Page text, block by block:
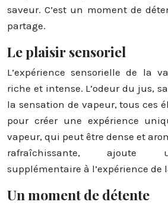
saveur. C’est un moment de
partage.
Le plaisir sensoriel
L’expérience sensorielle de la
riche et intense. L’odeur du jus,
la sensation de vapeur, tous ces
pour créer une expérience
vapeur, qui peut être dense et
rafraîchissante, ajoute
supplémentaire à l’expérience de
Un moment de détente